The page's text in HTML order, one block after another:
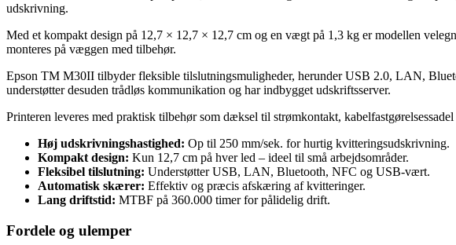
udskrivning.
Med et kompakt design på 12,7 × 12,7 × 12,7 cm og en vægt på 1,3 kg er modellen
monteres på væggen med tilbehør.
Epson TM M30II tilbyder fleksible tilslutningsmuligheder, herunder USB 2.0, LAN,
understøtter desuden trådløs kommunikation og har indbygget udskriftsserver.
Printeren leveres med praktisk tilbehør som dæksel til strømkontakt,
Høj udskrivningshastighed: Op til 250 mm/sek. for hurtig kvitteringsudskrivning.
Kompakt design: Kun 12,7 cm på hver led – ideel til små arbejdsområder.
Fleksibel tilslutning: Understøtter USB, LAN, Bluetooth, NFC og USB-vært.
Automatisk skærer: Effektiv og præcis afskæring af kvitteringer.
Lang driftstid: MTBF på 360.000 timer for pålidelig drift.
Fordele og ulemper